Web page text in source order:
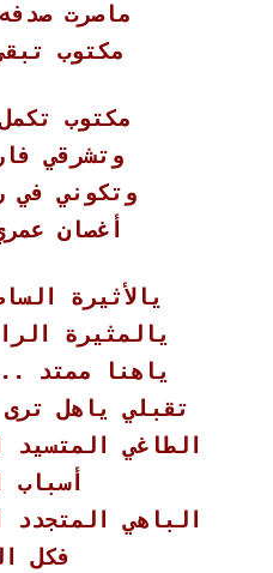
ماصرت
مكتوب
مكتوب
وتشرقي
وتكوني في
أغصان
يالأثيرة
يالمثيرة
ياهنا ممتد
تقبلي ياهل
الطاغي المتسيد
أسباب
الباهي المتجدد
فكل